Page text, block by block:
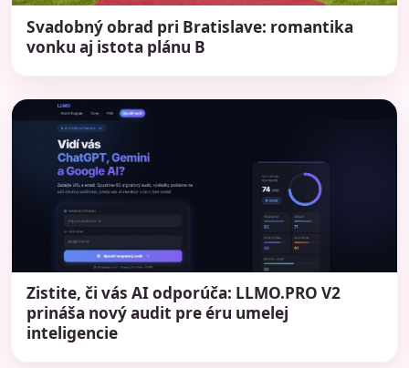
Svadobný obrad pri Bratislave: romantika
vonku aj istota plánu B
Zistite, či vás AI odporúča: LLMO.PRO V2
prináša nový audit pre éru umelej
inteligencie